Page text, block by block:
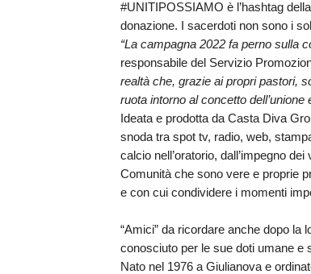
#UNITIPOSSIAMOè l’hashtag
donazione. I sacerdoti non sono i
“La campagna 2022 fa perno sulla
responsabile del Servizio
realtàche, grazie ai propri pastori,
ruota intorno al concetto
Ideata e prodotta da Casta Diva
snoda traspot tv, radio, web,
calcio nell’oratorio, dall’impegno
Comunità che sono vere e proprie
e con cui condividere i momenti
“Amici” da ricordare anche dopo
conosciuto per le sue doti umane e
Nato nel 1976 a Giulianova e